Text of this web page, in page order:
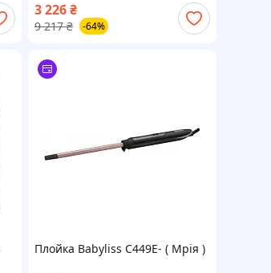
3 226₴
9 217 ₴ -64%
Плойка Babyliss C449E- ( Мрія )